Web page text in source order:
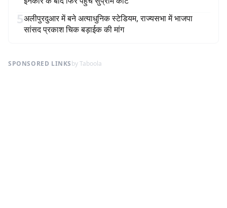
5अलीपुरदुआर में बने अत्याधुनिक स्टेडियम, राज्यसभा में भाजपा
सांसद प्रकाश चिक बड़ाईक की मांग
SPONSORED LINKSby Taboola